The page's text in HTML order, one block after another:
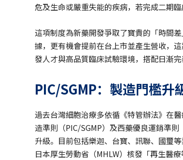
危及生命或嚴重失能的疾病，若完成二期
這項制度為新藥開發爭取了寶貴的「時間
據，更有機會提前在台上市並產生營收，
發人才與高品質臨床試驗環境，搭配日漸
PIC/SGMP：製造門檻升
過去台灣細胞治療多依循《特管辦法》在
造準則（PIC/SGMP）及西藥優良運銷準
升級。目前包括樂迦、台寶、訊聯、國璽
日本厚生勞動省（MHLW）核發「再生醫